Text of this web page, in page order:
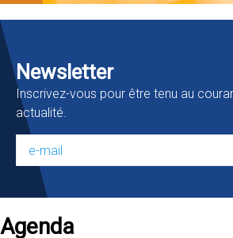
Newsletter
Inscrivez-vous pour être tenu au
actualité.
Agenda